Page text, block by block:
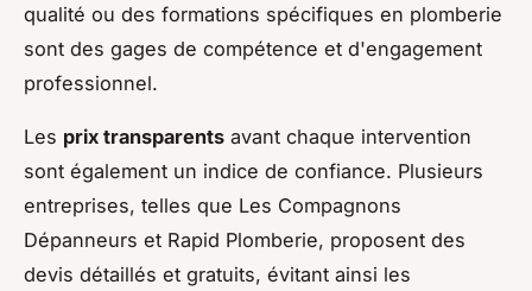
qualité ou des formations spécifiques en plomberie
sont des gages de compétence et d'engagement
professionnel.
Les prix transparents avant chaque intervention
sont également un indice de confiance. Plusieurs
entreprises, telles que Les Compagnons
Dépanneurs et Rapid Plomberie, proposent des
devis détaillés et gratuits, évitant ainsi les